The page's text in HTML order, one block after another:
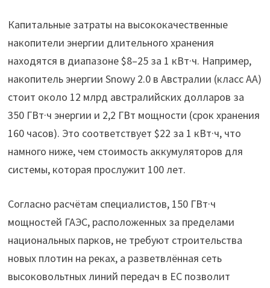
Капитальные затраты на высококачественные
накопители энергии длительного хранения
находятся в диапазоне $8–25 за 1 кВт·ч. Например,
накопитель энергии Snowy 2.0 в Австралии (класс AA)
стоит около 12 млрд австралийских долларов за
350 ГВт·ч энергии и 2,2 ГВт мощности (срок хранения
160 часов). Это соответствует $22 за 1 кВт·ч, что
намного ниже, чем стоимость аккумуляторов для
системы, которая прослужит 100 лет.
Согласно расчётам специалистов, 150 ГВт·ч
мощностей ГАЭС, расположенных за пределами
национальных парков, не требуют строительства
новых плотин на реках, а разветвлённая сеть
высоковольтных линий передач в ЕС позволит